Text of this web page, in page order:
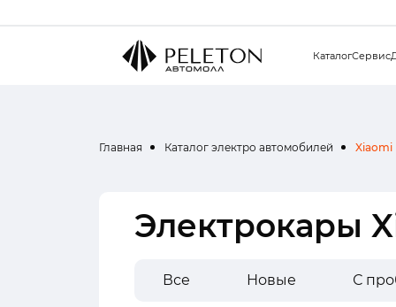
КаталогСервис
Главная Каталог электро автомобилей Xiaomi
Электрокары
Все Новые С